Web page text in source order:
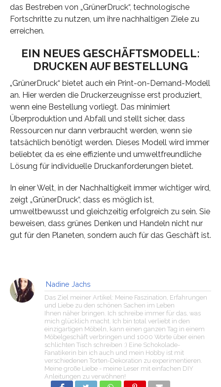
das Bestreben von „GrünerDruck“, technologische
Fortschritte zu nutzen, um ihre nachhaltigen Ziele zu
erreichen.
EIN NEUES GESCHÄFTSMODELL:
DRUCKEN AUF BESTELLUNG
„GrünerDruck“ bietet auch ein Print-on-Demand-Modell
an. Hier werden die Druckerzeugnisse erst produziert,
wenn eine Bestellung vorliegt. Das minimiert
Überproduktion und Abfall und stellt sicher, dass
Ressourcen nur dann verbraucht werden, wenn sie
tatsächlich benötigt werden. Dieses Modell wird immer
beliebter, da es eine effiziente und umweltfreundliche
Lösung für individuelle Druckanforderungen bietet.
In einer Welt, in der Nachhaltigkeit immer wichtiger wird,
zeigt „GrünerDruck“, dass es möglich ist,
umweltbewusst und gleichzeitig erfolgreich zu sein. Sie
beweisen, dass grünes Denken und Handeln nicht nur
gut für den Planeten, sondern auch für das Geschäft ist.
Nadine Jachs
Das Ziel meiner Artikel: Meine Faszination, Erfahrungen
und Liebe zu den schönen Sachen im Leben
Ihnen näher bringen. Ich schreibe immer für das, was
mich glücklich macht. Ich bin total verliebt in den
einzigartigen Möbeln, kann einen ganzen Tag in einem
Möbelgeschäft verbringen und 1000 Worte über einen
schlichten Tisch schreiben :) Eine Schokolade-
Fanatikerin bin ich auch und mein Hobby ist mit
verschiedenen Torten-Dekoration zu experimentieren.
Meine große Liebe - meine Leser mit einfachen DIY
Anleitungen zu verwöhnen!